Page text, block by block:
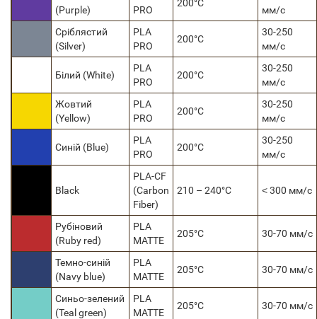
(Purple)
PRO
200°C
мм/с
Сріблястий
(Silver)
PLA
PRO
200°C
30-250
мм/с
Білий (White)
PLA
PRO
200°C
30-250
мм/с
Жовтий
(Yellow)
PLA
PRO
200°C
30-250
мм/с
Синій (Blue)
PLA
PRO
200°C
30-250
мм/с
Black
PLA-CF
(Carbon
Fiber)
210 – 240°C ˂ 300 мм/с
Рубіновий
(Ruby red)
PLA
MATTE
205°C 30-70 мм/с
Темно-синій
(Navy blue)
PLA
MATTE
205°C 30-70 мм/с
Cиньо-зелений
(Teal green)
PLA
MATTE
205°C 30-70 мм/с